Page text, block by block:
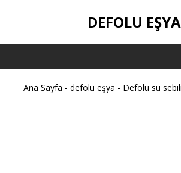
DEFOLU EŞYA
Ana Sayfa - defolu eşya - Defolu su